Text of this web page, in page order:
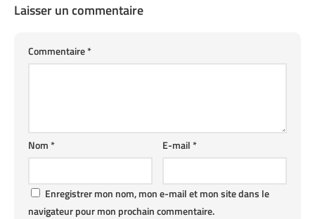
Laisser un commentaire
Commentaire*
E-mail*
Nom*
Enregistrer mon nom, mon e-mail et mon site dans le
navigateur pour mon prochain commentaire.